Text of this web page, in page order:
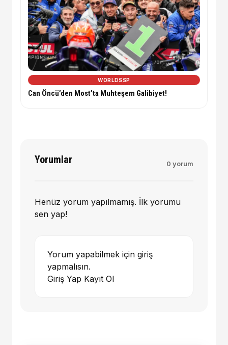
WORLDSSP
Can Öncü’den Most’ta Muhteşem Galibiyet!
Yorumlar 0 yorum
Henüz yorum yapılmamış. İlk yorumu
sen yap!
Yorum yapabilmek için giriş
yapmalısın.
Giriş Yap Kayıt Ol